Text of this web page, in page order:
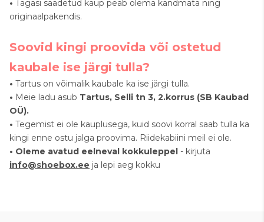
• Tagasi saadetud kaup peab olema kandmata ning
originaalpakendis.
Soovid kingi proovida või ostetud
kaubale ise järgi tulla?
• Tartus on võimalik kaubale ka ise järgi tulla.
• Meie ladu asub Tartus, Selli tn 3, 2.korrus (SB Kaubad
OÜ).
• Tegemist ei ole kauplusega, kuid soovi korral saab tulla ka
kingi enne ostu jalga proovima. Riidekabiini meil ei ole.
• Oleme avatud eelneval kokkuleppel - kirjuta
info@shoebox.ee ja lepi aeg kokku